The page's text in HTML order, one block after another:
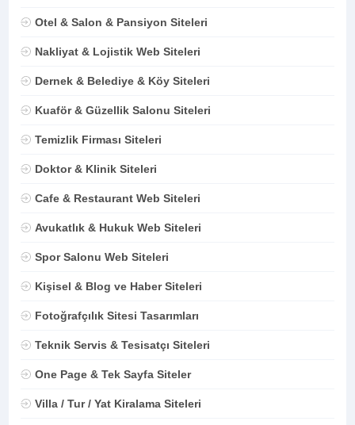
Otel & Salon & Pansiyon Siteleri
Nakliyat & Lojistik Web Siteleri
Dernek & Belediye & Köy Siteleri
Kuaför & Güzellik Salonu Siteleri
Temizlik Firması Siteleri
Doktor & Klinik Siteleri
Cafe & Restaurant Web Siteleri
Avukatlık & Hukuk Web Siteleri
Spor Salonu Web Siteleri
Kişisel & Blog ve Haber Siteleri
Fotoğrafçılık Sitesi Tasarımları
Teknik Servis & Tesisatçı Siteleri
One Page & Tek Sayfa Siteler
Villa / Tur / Yat Kiralama Siteleri